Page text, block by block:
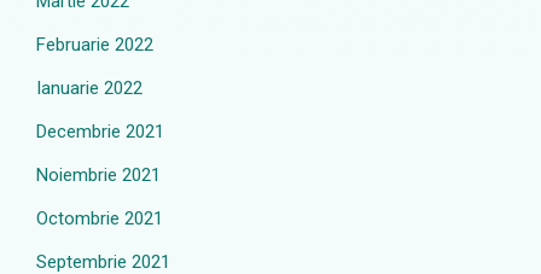
Februarie 2022
Ianuarie 2022
Decembrie 2021
Noiembrie 2021
Octombrie 2021
Septembrie 2021